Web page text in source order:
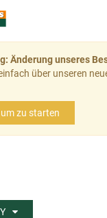
Änderung unseres
über unseren
um zu starten